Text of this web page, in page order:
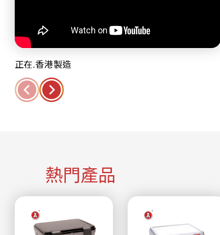
正在.香港製造
熱門產品